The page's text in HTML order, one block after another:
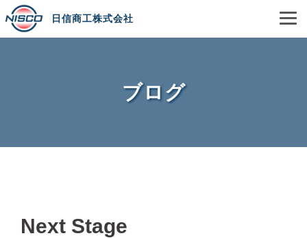
日信商工株式会社
ブログ
Next Stage